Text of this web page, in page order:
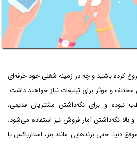
کرده باشید و چه در زمینه شغلی خود حرفه‌ای
و موثر برای تبلیغات نیاز خواهید داشت.
نبوده و برای نگه‌داشتن مشتریان قدیمی،
بالا نگه‌داشتن آمار فروش نیز استفاده می‌شود.
دنیا، حتی برند‌هایی مانند بنز، استارباکس یا